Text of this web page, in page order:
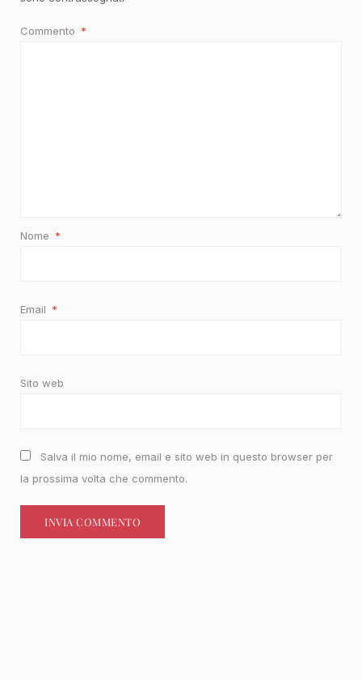
Commento *
Nome *
Email *
Sito web
Salva il mio nome, email e sito web in questo browser per
la prossima volta che commento.